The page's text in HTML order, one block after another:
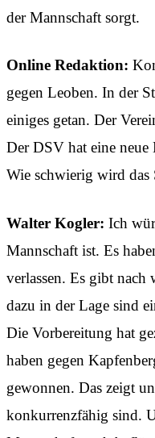
der Mannschaft sorgt.
Online Redaktion:
gegen Leoben. In der
einiges getan. Der
Der DSV hat eine neue
Wie schwierig wird das
Walter Kogler: Ich
Mannschaft ist. Es
verlassen. Es gibt
dazu in der Lage sind
Die Vorbereitung hat
haben gegen
gewonnen. Das zeigt
konkurrenzfähig sind.